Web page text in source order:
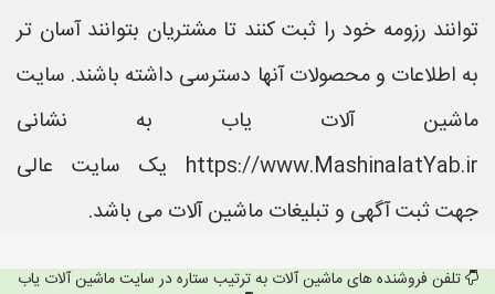
توانند رزومه خود را ثبت کنند تا مشتریان بتوانند آسان تر
به اطلاعات و محصولات آنها دسترسی داشته باشند. سایت
ماشین آلات یاب به نشانی
https://www.MashinalatYab.ir یک سایت عالی
جهت ثبت آگهی و تبلیغات ماشین آلات می باشد.
تلفن فروشنده های ماشین آلات به ترتیب ستاره در سایت ماشین آلات یاب